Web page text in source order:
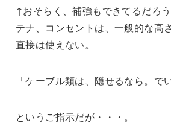
↑おそらく、補強もできてるだろ
テナ、コンセントは、一般的な高
直接は使えない。
「ケーブル類は、隠せるなら。で
というご指示だが・・・。